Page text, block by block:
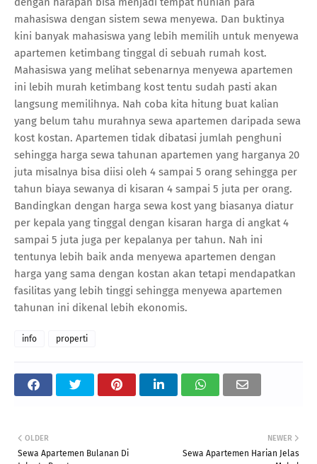
mahasiswa dengan sistem sewa menyewa. Dan buktinya
kini banyak mahasiswa yang lebih memilih untuk menyewa
apartemen ketimbang tinggal di sebuah rumah kost.
Mahasiswa yang melihat sebenarnya menyewa apartemen
ini lebih murah ketimbang kost tentu sudah pasti akan
langsung memilihnya. Nah coba kita hitung buat kalian
yang belum tahu murahnya sewa apartemen daripada sewa
kost kostan. Apartemen tidak dibatasi jumlah penghuni
sehingga harga sewa tahunan apartemen yang harganya 20
juta misalnya bisa diisi oleh 4 sampai 5 orang sehingga per
tahun biaya sewanya di kisaran 4 sampai 5 juta per orang.
Bandingkan dengan harga sewa kost yang biasanya diatur
per kepala yang tinggal dengan kisaran harga di angkat 4
sampai 5 juta juga per kepalanya per tahun. Nah ini
tentunya lebih baik anda menyewa apartemen dengan
harga yang sama dengan kostan akan tetapi mendapatkan
fasilitas yang lebih tinggi sehingga menyewa apartemen
tahunan ini dikenal lebih ekonomis.
info properti
NEWER
Sewa Apartemen Harian Jelas
OLDER
Sewa Apartemen Bulanan Di